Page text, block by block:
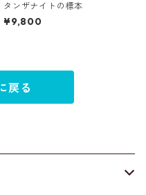
タンザナイトの標本
¥9,800
戻る